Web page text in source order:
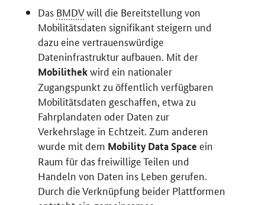
Das BMDVwill die Bereitstellung von
Mobilitätsdaten signifikant steigern und
dazu eine vertrauenswürdige
Dateninfrastruktur aufbauen. Mit der
Mobilithekwird ein nationaler
Zugangspunkt zu öffentlich verfügbaren
Mobilitätsdaten geschaffen, etwa zu
Fahrplandaten oder Daten zur
Verkehrslage in Echtzeit. Zum anderen
wurde mit dem Mobility Data Space ein
Raum für das freiwillige Teilen und
Handeln von Daten ins Leben gerufen.
Durch die Verknüpfung beider Plattformen